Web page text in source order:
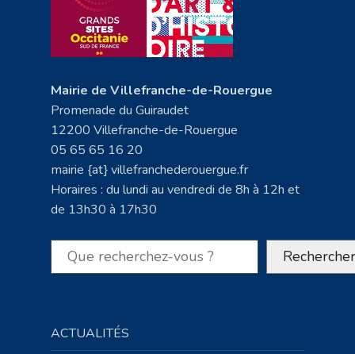
Mairie de Villefranche-de-Rouergue
Promenade du Guiraudet
12200 Villefranche-de-Rouergue
05 65 65 16 20
mairie {at} villefranchederouergue.fr
Horaires : du lundi au vendredi de 8h à 12h et
de 13h30 à 17h30
Rechercher Rechercher
ACTUALITÉS